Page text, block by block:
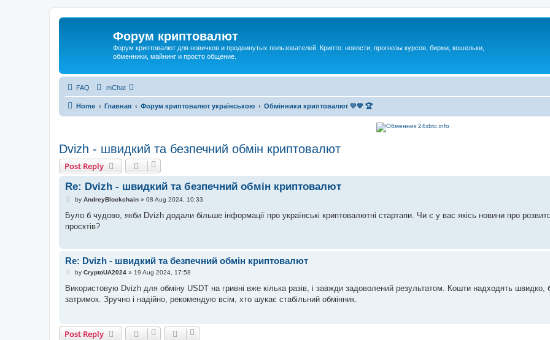
Форум криптовалют
Форум криптовалют для новичков и продвинутых пользователей. Крипто: новости, прогнозы курсов, биржи, кошельки,
обменники, майнинг и просто общение.
FAQ mChat
Home Главная Форум криптовалют українською Обмінники криптовалют 💛💙 🏆
Dvizh - швидкий та безпечний обмін криптовалют
Post Reply
Re: Dvizh - швидкий та безпечний обмін криптовалют
P
s
t
by AndreyBlockchain» 08 Aug 2024, 10:33
Було б чудово, якби Dvizh додали більше інформації про українські криптовалютні стартапи. Чи є у вас якісь новини про
проєктів?
Re: Dvizh - швидкий та безпечний обмін криптовалют
P
s
by CryptoUA2024» 19 Aug 2024, 17:58
Використовую Dvizh для обміну USDT на гривні вже кілька разів, і завжди задоволений результатом. Кошти надходять швидко,
затримок. Зручно і надійно, рекомендую всім, хто шукає стабільний обмінник.
Post Reply